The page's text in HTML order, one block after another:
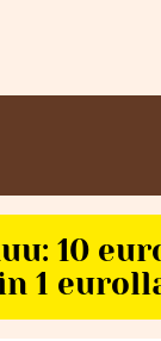
10
1